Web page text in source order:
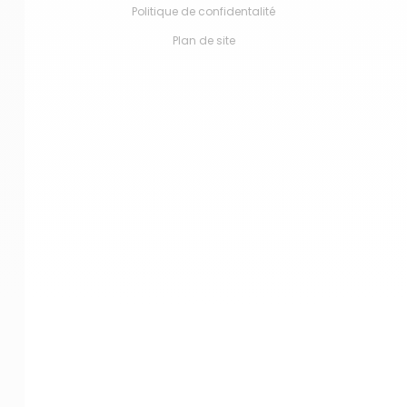
Politique de confidentalité
Plan de site